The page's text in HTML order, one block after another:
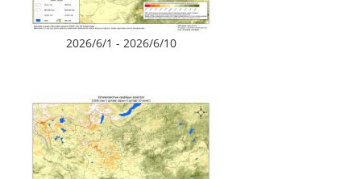
2026/6/1 - 2026/6/10